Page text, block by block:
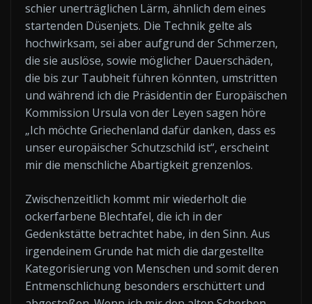
schier unerträglichen Lärm, ähnlich dem eines
startenden Düsenjets. Die Technik gelte als
hochwirksam, sei aber aufgrund der Schmerzen,
die sie auslöse, sowie möglicher Dauerschäden,
die bis zur Taubheit führen könnten, umstritten
und während ich die Präsidentin der Europäischen
Kommission Ursula von der Leyen sagen höre
„Ich möchte Griechenland dafür danken, dass es
unser europäischer Schutzschild ist“, erscheint
mir die menschliche Abartigkeit grenzenlos.
Zwischenzeitlich kommt mir wiederholt die
ockerfarbene Blechtafel, die ich in der
Gedenkstätte betrachtet habe, in den Sinn. Aus
irgendeinem Grunde hat mich die dargestellte
Kategorisierung von Menschen und somit deren
Entmenschlichung besonders erschüttert und